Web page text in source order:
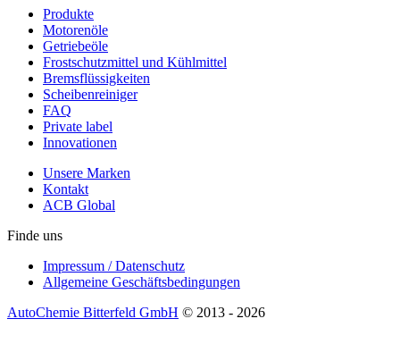
Produkte
Motorenöle
Getriebeöle
Frostschutzmittel und Kühlmittel
Bremsflüssigkeiten
Scheibenreiniger
FAQ
Private label
Innovationen
Unsere Marken
Kontakt
ACB Global
Finde uns
Impressum / Datenschutz
Allgemeine Geschäftsbedingungen
AutoChemie Bitterfeld GmbH © 2013 - 2026